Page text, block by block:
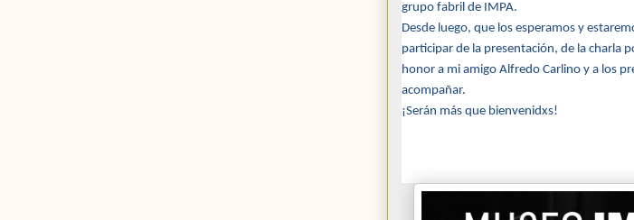
grupo fabril de IMPA.
Desde luego, que los esperamos y
participar de la presentación, de la charla
honor a mi amigo Alfredo Carlino y a los
acompañar.
¡Serán más que bienvenidxs!